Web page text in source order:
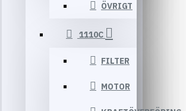
ÖVRIGT
1110C
FILTER
MOTOR